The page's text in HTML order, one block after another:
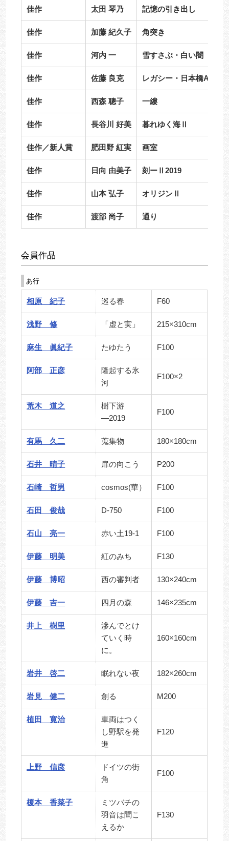
佳作 太田 琴乃 記憶の引き出し
佳作 加藤 紀久子 角突き
佳作 河内 一 雪すさぶ・白い闇（藤塚
佳作 佐藤 良克 レガシー・日本橋A
佳作 西森 聰子 一縷
佳作 長谷川 好美 暮れゆく海Ⅱ
佳作／新人賞 肥田野 紅実 画室
佳作 日向 由美子 刻ーⅡ2019
佳作 山本 弘子 オリジンⅡ
佳作 渡部 尚子 通り
会員作品
相原 紀子 巡る春 F60
浅野 修 「虚と実」 215×310cm
麻生 眞紀子 たゆたう F100
阿部 正彦
隆起する氷
河
F100×2
荒木 道之
樹下游
―2019
F100
有馬 久二 蒐集物 180×180cm
石井 晴子 扉の向こう P200
石崎 哲男 cosmos(華） F100
石田 俊哉 D-750 F100
石山 亮一 赤い土19-1 F100
伊藤 明美 紅のみち F130
伊藤 博昭 西の審判者 130×240cm
伊藤 吉一 四月の森 146×235cm
井上 樹里
滲んでとけ
ていく時
に。
160×160cm
岩井 啓二 眠れない夜 182×260cm
岩見 健二 創る M200
植田 寛治
車両はつく
し野駅を発
進
F120
上野 信彦
ドイツの街
角
F100
榎本 香菜子
ミツバチの
羽音は聞こ
えるか
F130
あ行